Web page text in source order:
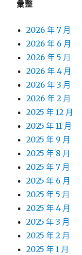
彙整
2026 年 7 月
2026 年 6 月
2026 年 5 月
2026 年 4 月
2026 年 3 月
2026 年 2 月
2025 年 12 月
2025 年 11 月
2025 年 9 月
2025 年 8 月
2025 年 7 月
2025 年 6 月
2025 年 5 月
2025 年 4 月
2025 年 3 月
2025 年 2 月
2025 年 1 月